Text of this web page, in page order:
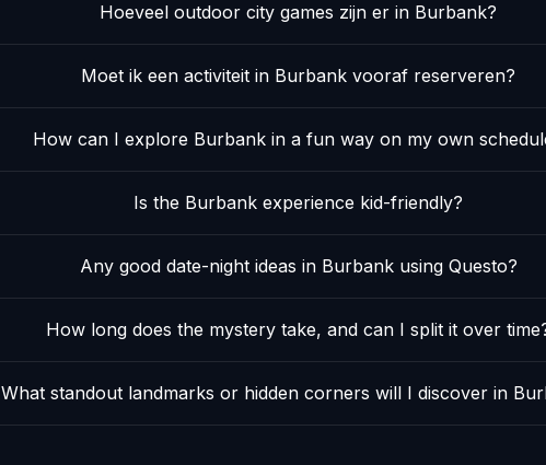
Hoeveel outdoor city games zijn er in Burbank?
Moet ik een activiteit in Burbank vooraf reserveren?
How can I explore Burbank in a fun way on my own
Is the Burbank experience kid-friendly?
Any good date-night ideas in Burbank using Questo?
How long does the mystery take, and can I split it over
What standout landmarks or hidden corners will I discover in